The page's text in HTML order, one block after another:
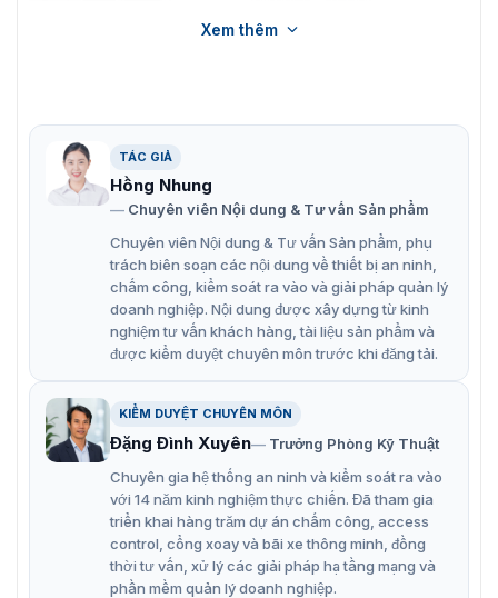
SpeedFace-V5L[QR][TD] có tính năng
gì?
Máy chấm công SpeedFace-V5L[QR][TD] là một trong
những dòng máy chấm công thông minh hàng đầu hiện
nay, được trang bị nhiều tính năng hiện đại, đáp ứng nhu
cầu quản lý nhân sự hiệu quả của các doanh nghiệp.
Đọc mã QR: Đọc mã QR trên ứng dụng di động
ZKBioSecurity để xác thực danh tính.
phát hiện sớm các trường hợp sốt, đảm bảo an toàn
cho mọi người.
Phát hiện khẩu trang: Nhận biết người có đeo khẩu
trang hay không, tuân thủ quy định phòng dịch.
Kiểm soát truy cập: Tích hợp kiểm soát cửa ra vào,
hạn chế người không có thẩm quyền vào khu vực
Xem thêm
TÁC GIẢ
Hồng Nhung
Chuyên viên Nội dung & Tư vấn Sản phẩm
Chuyên viên Nội dung & Tư vấn Sản phẩm, phụ
trách biên soạn các nội dung về thiết bị an ninh,
chấm công, kiểm soát ra vào và giải pháp quản lý
doanh nghiệp. Nội dung được xây dựng từ kinh
nghiệm tư vấn khách hàng, tài liệu sản phẩm và
được kiểm duyệt chuyên môn trước khi đăng tải.
KIỂM DUYỆT CHUYÊN MÔN
Đặng Đình Xuyên
Trưởng Phòng Kỹ Thuật
Chuyên gia hệ thống an ninh và kiểm soát ra vào
với 14 năm kinh nghiệm thực chiến. Đã tham gia
triển khai hàng trăm dự án chấm công, access
control, cổng xoay và bãi xe thông minh, đồng
thời tư vấn, xử lý các giải pháp hạ tầng mạng và
phần mềm quản lý doanh nghiệp.